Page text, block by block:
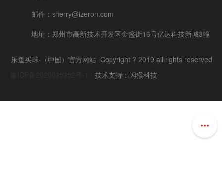
邮件：sherry@izeron.com
地址：郑州市高新技术开发区金盏街16号亿达科技新城3幢
乐鱼买球·（中国）官方网站 Copyright ? 2019 all rights reserved
技术支持：闪猴科技